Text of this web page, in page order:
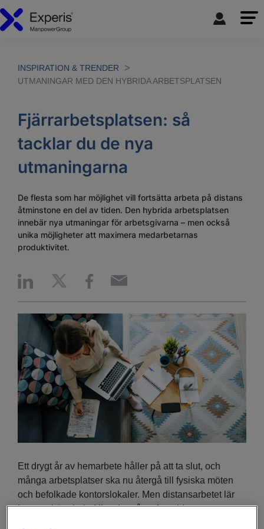
INSPIRATION & TRENDER
UTMANINGAR MED DEN HYBRIDA ARBETSPLATSEN
Fjärrarbetsplatsen: så
tacklar du de nya
utmaningarna
De flesta som har möjlighet vill fortsätta arbeta på distans
åtminstone en del av tiden. Den hybrida arbetsplatsen
innebär nya utmaningar för arbetsgivarna – men också
unika möjligheter att maximera medarbetarnas
produktivitet.
Ett drygt år av hemarbete håller på att ta slut, och
många arbetsplatser ska nu återgå till fysiska möten
och befolkade kontorslokaler. Men distansarbetet lär
inte upphöra helt. Allt tyder på att framtidens